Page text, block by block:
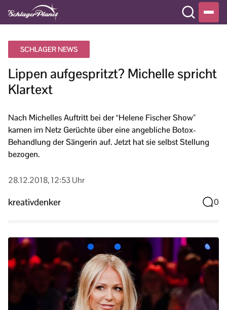
SCHLAGER NEWS
Lippen aufgespritzt? Michelle spricht
Klartext
Nach Michelles Auftritt bei der “Helene Fischer Show”
kamen im Netz Gerüchte über eine angebliche Botox-
Behandlung der Sängerin auf. Jetzt hat sie selbst Stellung
bezogen.
28.12.2018, 12:53 Uhr
kreativdenker 0